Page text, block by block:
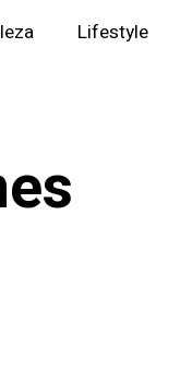
Lifestyle